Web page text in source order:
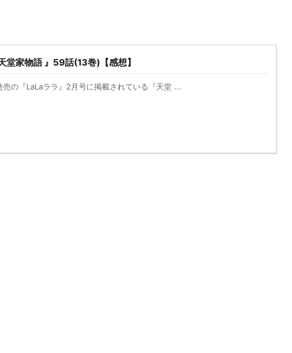
堂家物語 』59話(13巻)【感想】
の『LaLaララ』2月号に掲載されている『天堂 ...